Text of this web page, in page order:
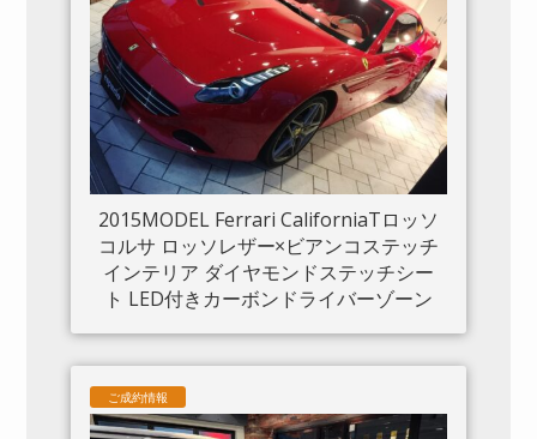
2015MODEL Ferrari CaliforniaTロッソ
コルサ ロッソレザー×ビアンコステッチ
インテリア ダイヤモンドステッチシー
ト LED付きカーボンドライバーゾーン
ご成約情報